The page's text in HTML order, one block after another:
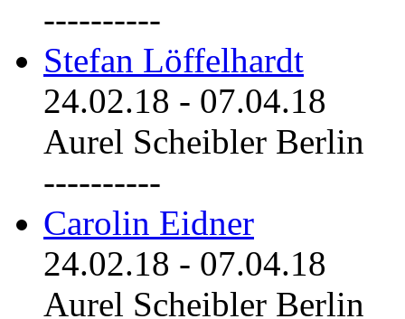
----------
Stefan Löffelhardt
24.02.18 - 07.04.18
Aurel Scheibler Berlin
----------
Carolin Eidner
24.02.18 - 07.04.18
Aurel Scheibler Berlin